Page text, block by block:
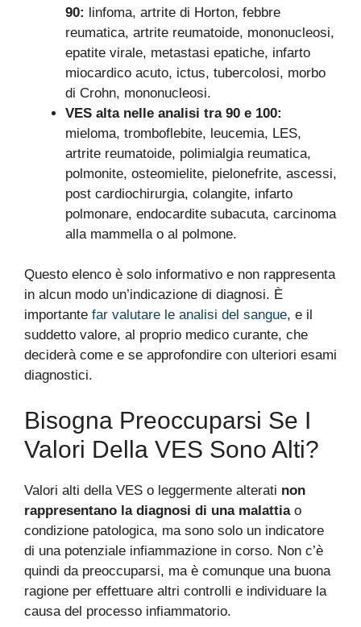
90: linfoma, artrite di Horton, febbre
reumatica, artrite reumatoide, mononucleosi,
epatite virale, metastasi epatiche, infarto
miocardico acuto, ictus, tubercolosi, morbo
di Crohn, mononucleosi.
VES alta nelle analisi tra 90 e 100:
mieloma, tromboflebite, leucemia, LES,
artrite reumatoide, polimialgia reumatica,
polmonite, osteomielite, pielonefrite, ascessi,
post cardiochirurgia, colangite, infarto
polmonare, endocardite subacuta, carcinoma
alla mammella o al polmone.
Questo elenco è solo informativo e non rappresenta
in alcun modo un’indicazione di diagnosi. È
importante far valutare le analisi del sangue, e il
suddetto valore, al proprio medico curante, che
deciderà come e se approfondire con ulteriori esami
diagnostici.
Bisogna Preoccuparsi Se I
Valori Della VES Sono Alti?
Valori alti della VES o leggermente alterati non
rappresentano la diagnosi di una malattia o
condizione patologica, ma sono solo un indicatore
di una potenziale infiammazione in corso. Non c’è
quindi da preoccuparsi, ma è comunque una buona
ragione per effettuare altri controlli e individuare la
causa del processo infiammatorio.